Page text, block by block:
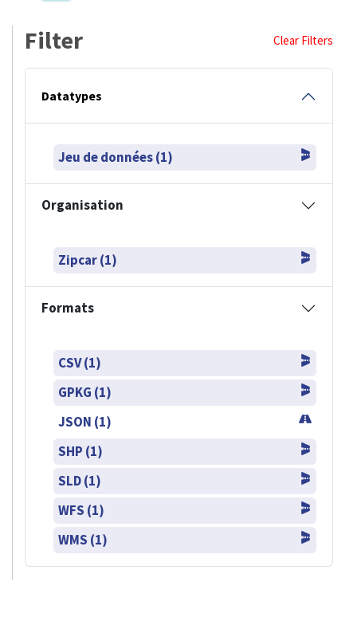
Filter Clear Filters
Datatypes
Jeu de données (1)
Organisation
Zipcar (1)
Formats
CSV (1)
GPKG (1)
JSON (1)
SHP (1)
SLD (1)
WFS (1)
WMS (1)